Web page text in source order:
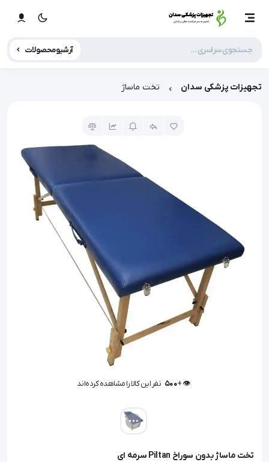
آرشیو محصولات
تجهیزات پزشکی سدان تخت ماساژ
👁️ +
500 نفر این کالا را مشاهده کرده‌اند
تخت ماساژ بدون سوراخ Piltan سرمه ای